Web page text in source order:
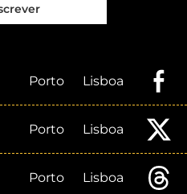
Porto Lisboa
Porto Lisboa
Porto Lisboa